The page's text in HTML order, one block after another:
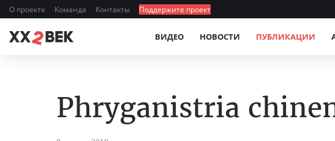
О проекте Команда Контакты Поддержите проект
ВИДЕО НОВОСТИ ПУБЛИКАЦИИ
Phryganistria